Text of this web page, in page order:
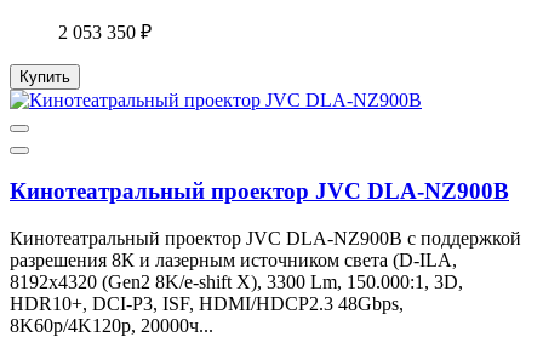
2 053 350 ₽
Купить
Кинотеатральный проектор JVC DLA-NZ900B
Кинотеатральный проектор JVC DLA-NZ900B с поддержкой
разрешения 8К и лазерным источником света (D-ILA,
8192x4320 (Gen2 8K/e-shift X), 3300 Lm, 150.000:1, 3D,
HDR10+, DCI-P3, ISF, HDMI/HDCP2.3 48Gbps,
8K60p/4K120p, 20000ч...